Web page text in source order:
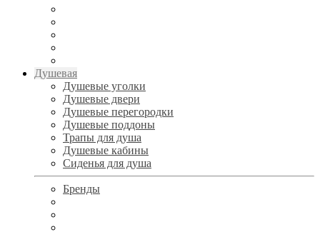
Душевая
Душевые уголки
Душевые двери
Душевые перегородки
Душевые поддоны
Трапы для душа
Душевые кабины
Сиденья для душа
Бренды